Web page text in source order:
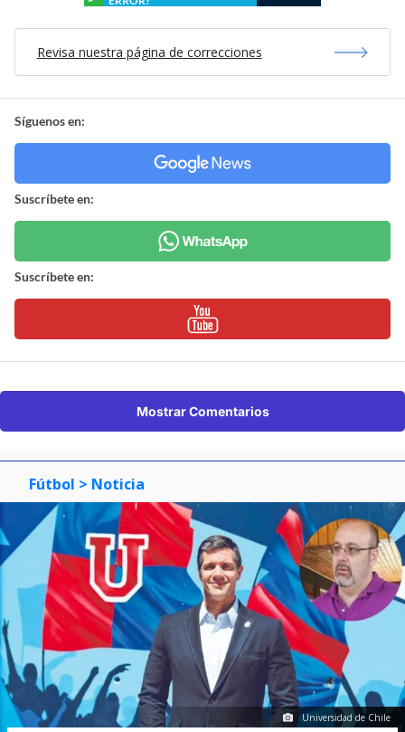
Revisa nuestra página de correcciones
Síguenos en:
Suscríbete en:
Suscríbete en:
Mostrar Comentarios
Fútbol > Noticia
Universidad de Chile